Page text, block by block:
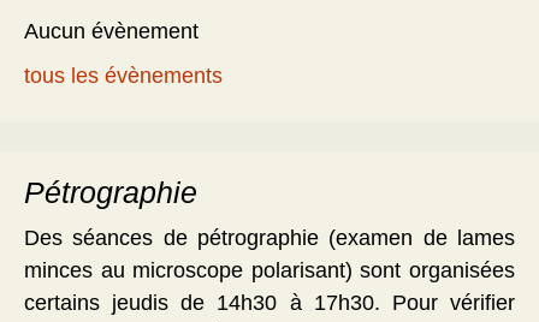
Aucun évènement
tous les évènements
Pétrographie
Des séances de pétrographie (examen de lames
minces au microscope polarisant) sont organisées
certains jeudis de 14h30 à 17h30. Pour vérifier